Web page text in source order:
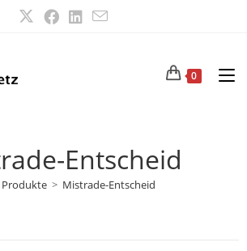
0
Entscheid
Produkte > Mistrade-Entscheid